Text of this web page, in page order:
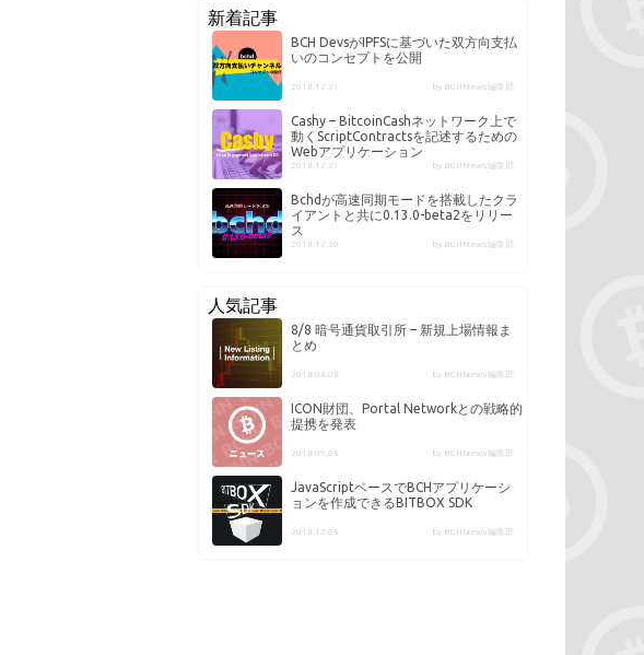
新着記事
BCH DevsがIPFSに基づいた双方向支払
いのコンセプトを公開
2018.12.31 by BCHNews編集部
Cashy – BitcoinCashネットワーク上で
動くScriptContractsを記述するための
Webアプリケーション
2018.12.31 by BCHNews編集部
Bchdが高速同期モードを搭載したクラ
イアントと共に0.13.0-beta2をリリー
ス
2018.12.30 by BCHNews編集部
人気記事
8/8 暗号通貨取引所 – 新規上場情報ま
とめ
2018.08.08 by BCHNews編集部
ICON財団、Portal Networkとの戦略的
提携を発表
2018.09.05 by BCHNews編集部
JavaScriptベースでBCHアプリケーシ
ョンを作成できるBITBOX SDK
2018.12.05 by BCHNews編集部